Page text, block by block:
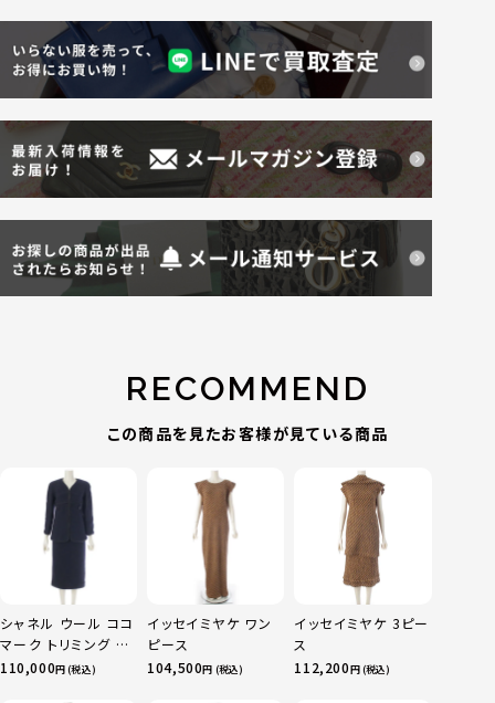
RECOMMEND
この商品を見たお客様が見ている商品
シャネル ウール ココ
マーク トリミング ス
カートセットアップ
110,000円 (税込)
イッセイミヤケ ワン
ピース
104,500円 (税込)
イッセイミヤケ 3ピー
ス
112,200円 (税込)